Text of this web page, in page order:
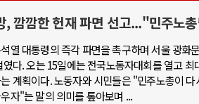
, 깜깜한 헌재 파면 선고..."민주노
열 대통령의 즉각 파면을 촉구하며 서울 광화
다. 오는 15일에는 전국노동자대회를 열고 최
계획이다. 노동자와 시민들은 "민주노총이
자"는 말의 의미를 톺아보며 ...